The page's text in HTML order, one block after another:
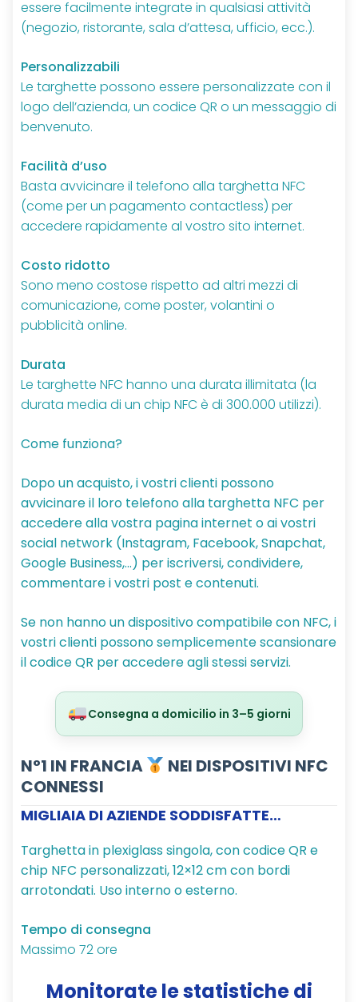
essere facilmente integrate in qualsiasi attività
(negozio, ristorante, sala d’attesa, ufficio, ecc.).
Personalizzabili
Le targhette possono essere personalizzate con il
logo dell’azienda, un codice QR o un messaggio di
benvenuto.
Facilità d’uso
Basta avvicinare il telefono alla targhetta NFC
(come per un pagamento contactless) per
accedere rapidamente al vostro sito internet.
Costo ridotto
Sono meno costose rispetto ad altri mezzi di
comunicazione, come poster, volantini o
pubblicità online.
Durata
Le targhette NFC hanno una durata illimitata (la
durata media di un chip NFC è di 300.000 utilizzi).
Come funziona?
Dopo un acquisto, i vostri clienti possono
avvicinare il loro telefono alla targhetta NFC per
accedere alla vostra pagina internet o ai vostri
social network (Instagram, Facebook, Snapchat,
Google Business,…) per iscriversi, condividere,
commentare i vostri post e contenuti.
Se non hanno un dispositivo compatibile con NFC, i
vostri clienti possono semplicemente scansionare
il codice QR per accedere agli stessi servizi.
Consegna a domicilio in 3–5 giorni
N°1 IN FRANCIA
NEI DISPOSITIVI NFC
CONNESSI
MIGLIAIA DI AZIENDE SODDISFATTE…
Targhetta in plexiglass singola, con codice QR e
chip NFC personalizzati, 12×12 cm con bordi
arrotondati. Uso interno o esterno.
Tempo di consegna
Massimo 72 ore
Monitorate le statistiche di